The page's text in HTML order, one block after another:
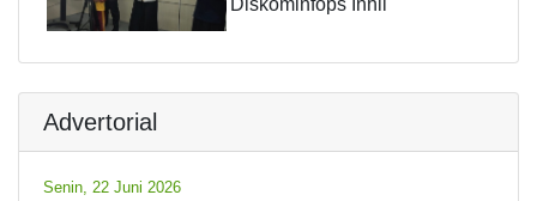
Advertorial
Senin, 22 Juni 2026